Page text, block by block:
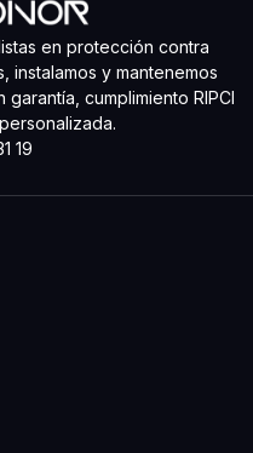
en protección contra
instalamos y mantenemos
cumplimiento RIPCI
19